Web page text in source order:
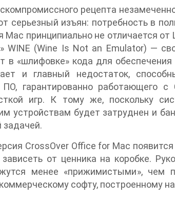
рецепта
изъян: потребность в
Mac принципиально не отличается
WINE (Wine Is Not an Emulator) —
в «шлифовке» кода для
и главный недостаток,
гарантированно работающего с
игр. К тому же, поскольку
устройствам будет затруднен и
задачей.
CrossOver Office for Mac
от ценника на коробке.
менее «прижимистыми», чем
софту, построенному